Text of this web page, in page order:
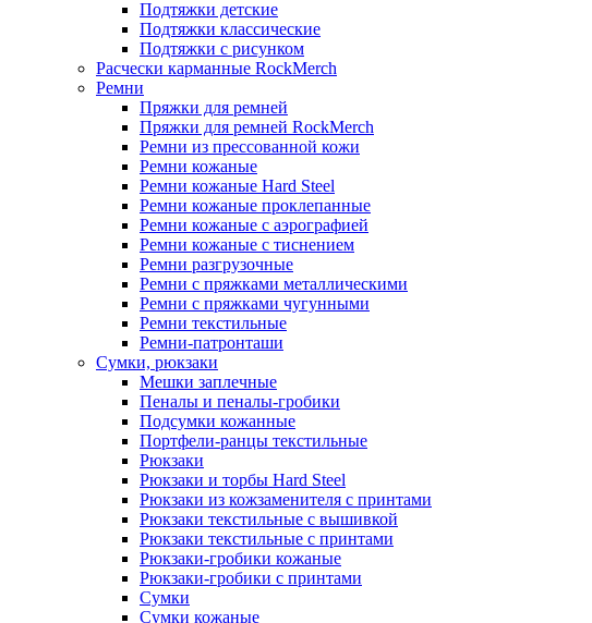
Подтяжки детские
Подтяжки классические
Подтяжки с рисунком
Расчески карманные RockMerch
Ремни
Пряжки для ремней
Пряжки для ремней RockMerch
Ремни из прессованной кожи
Ремни кожаные
Ремни кожаные Hard Steel
Ремни кожаные проклепанные
Ремни кожаные с аэрографией
Ремни кожаные с тиснением
Ремни разгрузочные
Ремни с пряжками металлическими
Ремни с пряжками чугунными
Ремни текстильные
Ремни-патронташи
Сумки, рюкзаки
Мешки заплечные
Пеналы и пеналы-гробики
Подсумки кожанные
Портфели-ранцы текстильные
Рюкзаки
Рюкзаки и торбы Hard Steel
Рюкзаки из кожзаменителя с принтами
Рюкзаки текстильные с вышивкой
Рюкзаки текстильные с принтами
Рюкзаки-гробики кожаные
Рюкзаки-гробики с принтами
Сумки
Сумки кожаные